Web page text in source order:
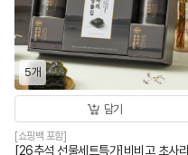
5개
담기
[쇼핑백 포함]
[26추석 선물세트특가]비비고 초사리